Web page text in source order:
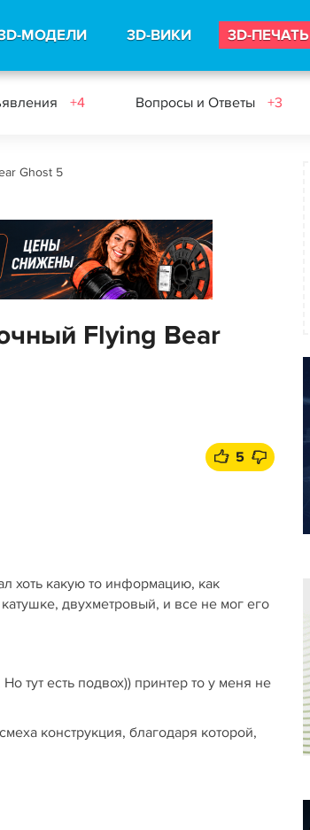
МОДЕЛИ 3D-ВИКИ 3D-ПЕЧАТЬ
+4 Вопросы и Ответы +3
Ghost 5
Flying Bear
5
хоть какую то информацию, как
двухметровый, и все не мог его
тут есть подвох)) принтер то у меня не
конструкция, благодаря которой,